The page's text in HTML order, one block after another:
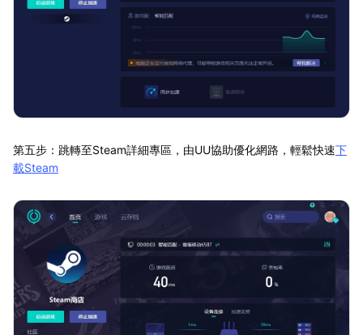
第五步：跳轉至Steam詳細專區，由UU協助優化網路，輕鬆快速下
載Steam